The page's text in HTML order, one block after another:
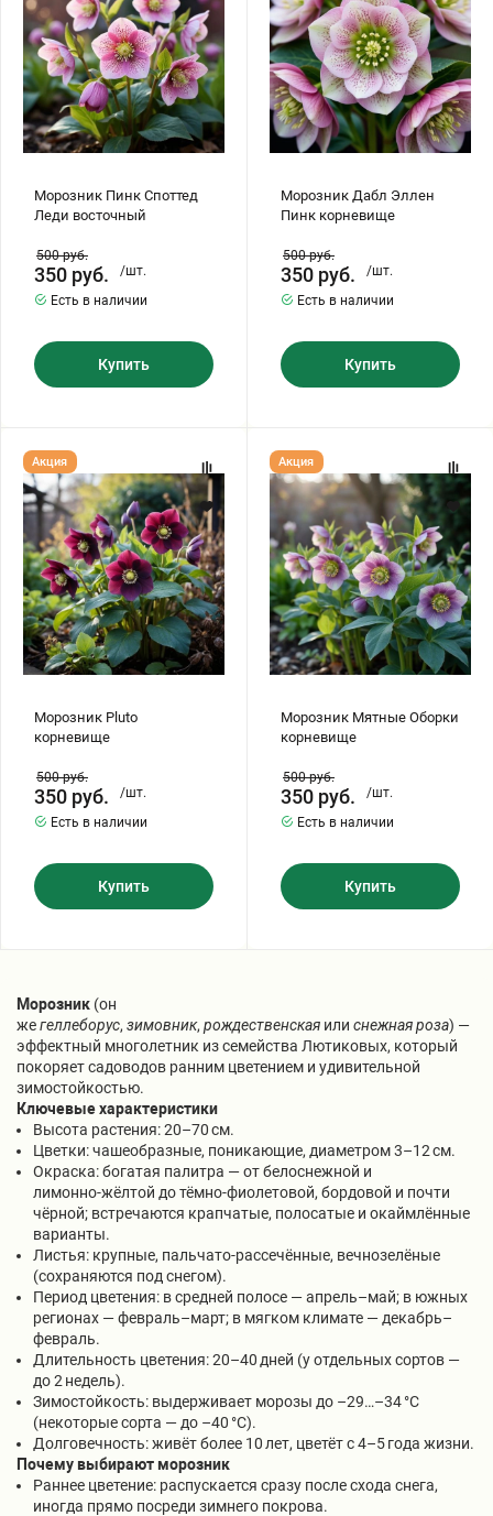
Шарафуга
Бирючина
Плющ
ПАМПАСНАЯ ТРАВА
Кизильник саженец
Экзотические растения
Декоративные саженцы
Клематис
Хризантемы саженцы
Зелень и пряные травы
Морозник Пинк Споттед
Леди восточный
500руб.
350 руб.
/шт.
Есть в наличии
Купить
Морозник Дабл Эллен
Пинк корневище
500руб.
350 руб.
/шт.
Есть в наличии
Купить
Морозник
Pluto
корневище
Морозник Pluto
корневище
Акция
500руб.
350 руб.
/шт.
Есть в наличии
Купить
Морозник
Мятные
Оборки
корневище
Морозник Мятные Оборки
корневище
Акция
500руб.
350 руб.
/шт.
Есть в наличии
Купить
Морозник (он
жегеллеборус, зимовник, рождественская или снежная роза) —
эффектный многолетник из семейства Лютиковых, который
покоряет садоводов ранним цветением и удивительной
зимостойкостью.
Ключевые характеристики
Высота растения: 20–70 см.
Цветки: чашеобразные, поникающие, диаметром 3–12 см.
Окраска: богатая палитра — от белоснежной и
лимонно‑жёлтой до тёмно‑фиолетовой, бордовой и почти
чёрной; встречаются крапчатые, полосатые и окаймлённые
варианты.
Листья: крупные, пальчато‑рассечённые, вечнозелёные
(сохраняются под снегом).
Период цветения: в средней полосе — апрель–май; в южных
регионах — февраль–март; в мягком климате — декабрь–
февраль.
Длительность цветения: 20–40 дней (у отдельных сортов —
до 2 недель).
Зимостойкость: выдерживает морозы до –29…–34 °C
(некоторые сорта — до –40 °C).
Долговечность: живёт более 10 лет, цветёт с 4–5 года жизни.
Почему выбирают морозник
Раннее цветение: распускается сразу после схода снега,
иногда прямо посреди зимнего покрова.